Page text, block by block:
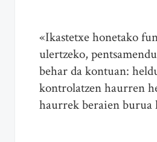
«Ikastetxe honetako
ulertzeko,
behar da kontuan:
kontrolatzen haurren
haurrek beraien burua